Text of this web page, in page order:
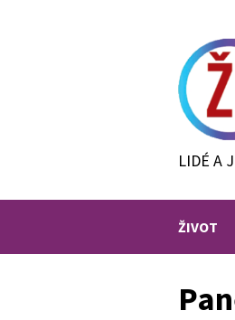
LIDÉ A
ŽIVOT